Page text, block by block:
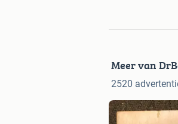
Meer van
2520